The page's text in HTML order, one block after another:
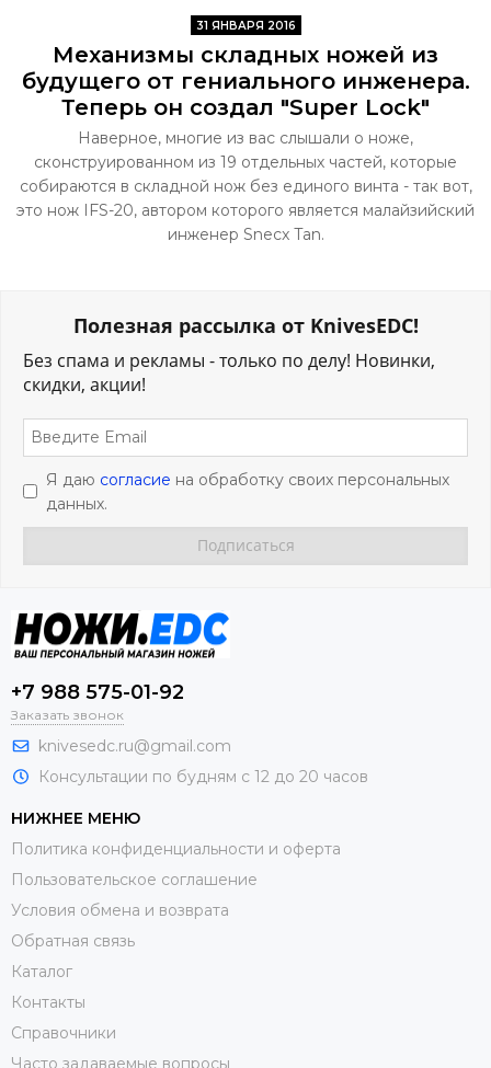
31 ЯНВАРЯ 2016
Механизмы складных ножей из
будущего от гениального инженера.
Теперь он создал "Super Lock"
Наверное, многие из вас слышали о ноже,
сконструированном из 19 отдельных частей, которые
собираются в складной нож без единого винта - так вот,
это нож IFS-20, автором которого является малайзийский
инженер Snecx Tan.
Полезная рассылка от KnivesEDC!
Без спама и рекламы - только по делу! Новинки,
скидки, акции!
Я даю согласие на обработку своих персональных
данных.
+7 988 575-01-92
Заказать звонок
knivesedc.ru@gmail.com
Консультации по будням с 12 до 20 часов
НИЖНЕЕ МЕНЮ
Политика конфиденциальности и оферта
Пользовательское соглашение
Условия обмена и возврата
Обратная связь
Каталог
Контакты
Справочники